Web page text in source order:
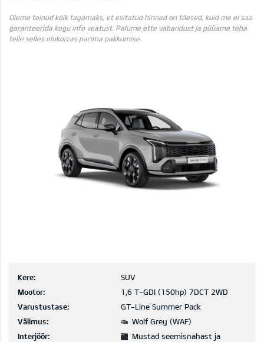
Oleme teinud kõik tagamaks, et esitatud hinnad on tõesed, kuid me ei saa
garanteerida kogu info veatust. Palume ette vabandust ja püüame teha
teile selles olukorras parima pakkumise.
Kere:
SUV
Mootor:
1,6 T-GDI (150hp) 7DCT 2WD
Varustustase:
GT-Line Summer Pack
Välimus:
Wolf Grey (WAF)
Interjöör:
Mustad seemisnahast ja